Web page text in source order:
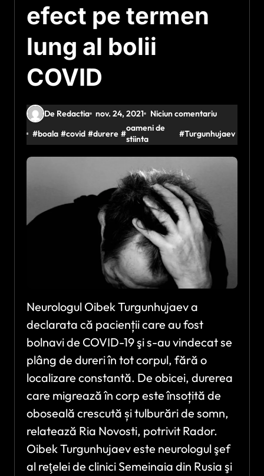
efect pe termen
lung al bolii
COVID
De Redactia nov. 24, 2021
Niciun comentariu
#boala #covid #durere #
oameni de
stiinta
#Turgunhujaev
Neurologul Oibek Turgunhujaev a
declarata că pacienții care au fost
bolnavi de COVID-19 şi s-au vindecat se
plâng de dureri în tot corpul, fără o
localizare constantă. De obicei, durerea
care migrează în corp este însoțită de
oboseală crescută și tulburări de somn,
relatează Ria Novosti, potrivit Rador.
Oibek Turgunhujaev este neurologul şef
al reţelei de clinici Semeinaia din Rusia şi